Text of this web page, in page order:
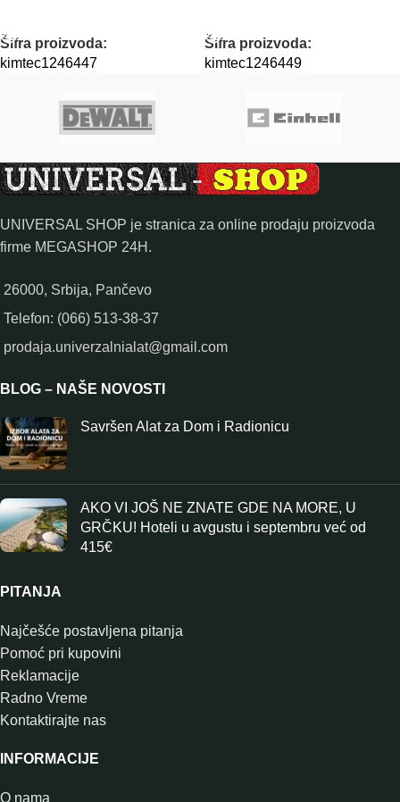
Šifra proizvoda:
kimtec1246447
Šifra proizvoda:
kimtec1246449
UNIVERSAL SHOP je stranica za online prodaju proizvoda
firme MEGASHOP 24H.
26000, Srbija, Pančevo
Telefon: (066) 513-38-37
prodaja.univerzalnialat@gmail.com
BLOG – NAŠE NOVOSTI
Savršen Alat za Dom i Radionicu
AKO VI JOŠ NE ZNATE GDE NA MORE, U
GRČKU! Hoteli u avgustu i septembru već od
415€
PITANJA
Najčešće postavljena pitanja
Pomoć pri kupovini
Reklamacije
Radno Vreme
Kontaktirajte nas
INFORMACIJE
O nama